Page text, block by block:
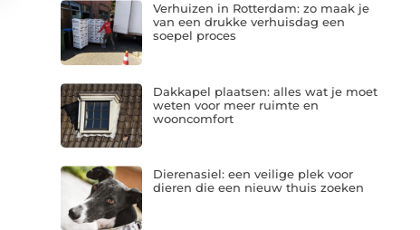
Verhuizen in Rotterdam: zo maak je
van een drukke verhuisdag een
soepel proces
Dakkapel plaatsen: alles wat je moet
weten voor meer ruimte en
wooncomfort
Dierenasiel: een veilige plek voor
dieren die een nieuw thuis zoeken